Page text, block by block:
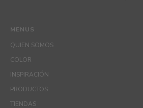
MENUS
QUIEN SOMOS
COLOR
INSPIRACIÓN
PRODUCTOS
TIENDAS